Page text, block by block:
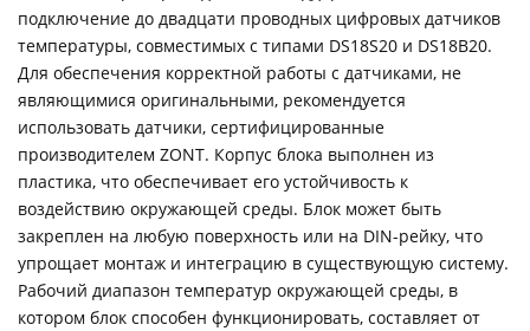
подключение до двадцати проводных цифровых датчиков
температуры, совместимых с типами DS18S20 и DS18B20.
Для обеспечения корректной работы с датчиками, не
являющимися оригинальными, рекомендуется
использовать датчики, сертифицированные
производителем ZONT. Корпус блока выполнен из
пластика, что обеспечивает его устойчивость к
воздействию окружающей среды. Блок может быть
закреплен на любую поверхность или на DIN-рейку, что
упрощает монтаж и интеграцию в существующую систему.
Рабочий диапазон температур окружающей среды, в
котором блок способен функционировать, составляет от